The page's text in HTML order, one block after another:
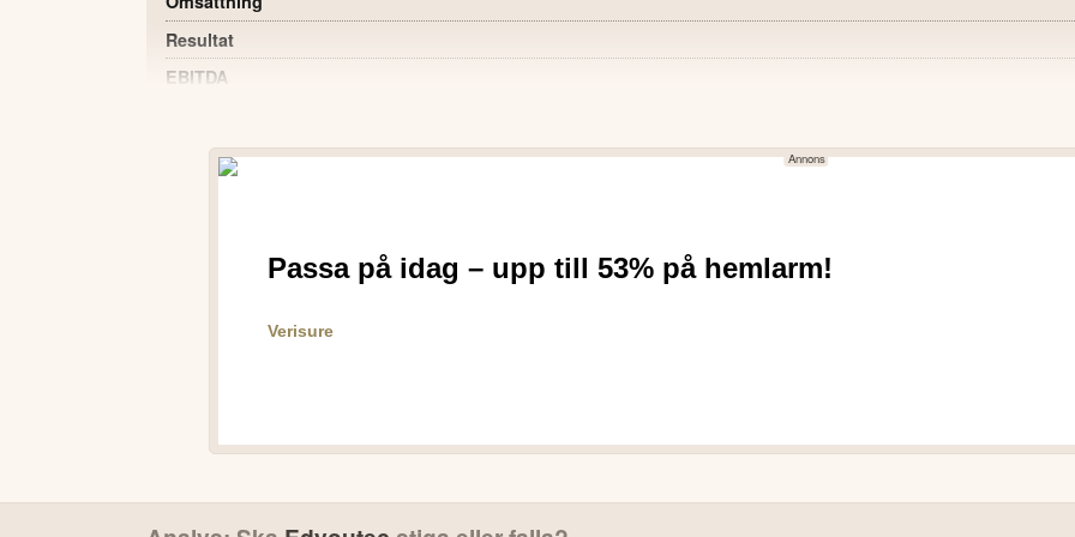
Resultat
EBITDA
Soliditet vid periodens utgång %
Rörelseresultatet förbättrades kraftigt jämfört med samma period
plattformen är redo för lansering.
ytterligare samarbeten i GCC-regionen.
Nettoomsättningen
Kassaflödet för kvartalet var